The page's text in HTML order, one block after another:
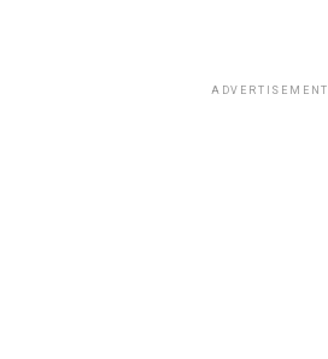
ADVERTISEMENT